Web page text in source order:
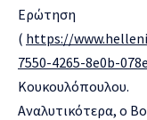
Ερώτηση
( https://
7550-4265-8e0b-
Κουκουλόπουλου.
Αναλυτικότερα, ο